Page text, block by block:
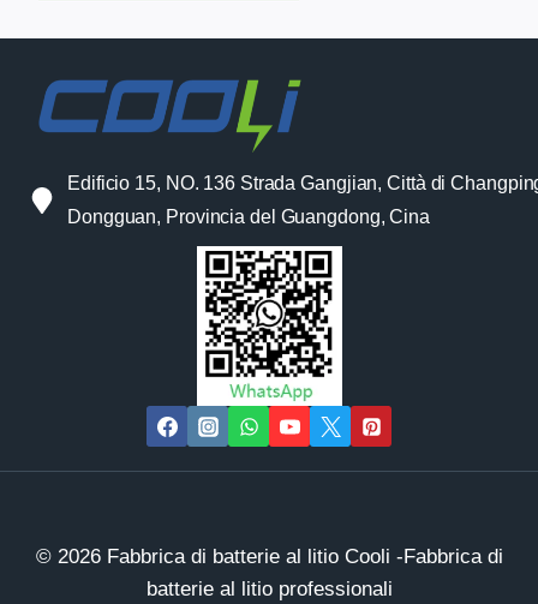
Edificio 15, NO. 136 Strada Gangjian, Città di
Dongguan, Provincia del Guangdong, Cina
© 2026 Fabbrica di batterie al litio Cooli -Fabbrica di
batterie al litio professionali